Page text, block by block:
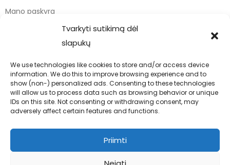
Tvarkyti sutikimą dėl
slapukų
We use technologies like cookies to store and/or access device
information. We do this to improve browsing experience and to
show (non-) personalized ads. Consenting to these technologies
will allow us to process data such as browsing behavior or unique
IDs on this site. Not consenting or withdrawing consent, may
adversely affect certain features and functions.
Priimti
Mano paskyra
Kontaktai
info@bodyfoodas.lt
+370 600 77017